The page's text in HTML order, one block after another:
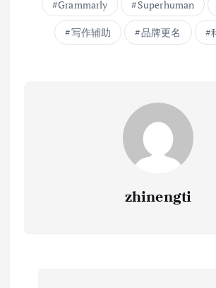
Grammarly Superhuman
写作辅助 品牌更名
zhinengti